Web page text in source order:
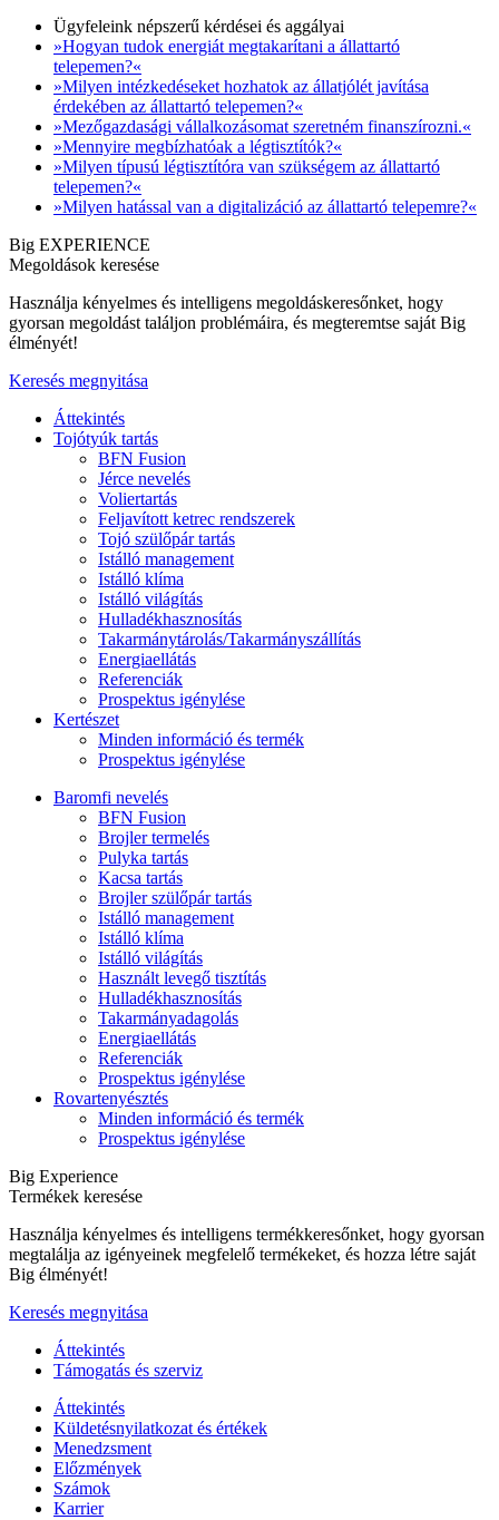
Ügyfeleink népszerű kérdései és aggályai
»Hogyan tudok energiát megtakarítani a állattartó
telepemen?«
»Milyen intézkedéseket hozhatok az állatjólét javítása
érdekében az állattartó telepemen?«
»Mezőgazdasági vállalkozásomat szeretném finanszírozni.«
»Mennyire megbízhatóak a légtisztítók?«
»Milyen típusú légtisztítóra van szükségem az állattartó
telepemen?«
»Milyen hatással van a digitalizáció az állattartó telepemre?«
Big EXPERIENCE
Megoldások keresése
Használja kényelmes és intelligens megoldáskeresőnket, hogy
gyorsan megoldást találjon problémáira, és megteremtse saját Big
élményét!
Keresés megnyitása
Áttekintés
Tojótyúk tartás
BFN Fusion
Jérce nevelés
Voliertartás
Feljavított ketrec rendszerek
Tojó szülőpár tartás
Istálló management
Istálló klíma
Istálló világítás
Hulladékhasznosítás
Takarmánytárolás/Takarmányszállítás
Energiaellátás
Referenciák
Prospektus igénylése
Kertészet
Minden információ és termék
Prospektus igénylése
Baromfi nevelés
BFN Fusion
Brojler termelés
Pulyka tartás
Kacsa tartás
Brojler szülőpár tartás
Istálló management
Istálló klíma
Istálló világítás
Használt levegő tisztítás
Hulladékhasznosítás
Takarmányadagolás
Energiaellátás
Referenciák
Prospektus igénylése
Rovartenyésztés
Minden információ és termék
Prospektus igénylése
Big Experience
Termékek keresése
Használja kényelmes és intelligens termékkeresőnket, hogy gyorsan
megtalálja az igényeinek megfelelő termékeket, és hozza létre saját
Big élményét!
Keresés megnyitása
Áttekintés
Támogatás és szerviz
Áttekintés
Küldetésnyilatkozat és értékek
Menedzsment
Előzmények
Számok
Karrier